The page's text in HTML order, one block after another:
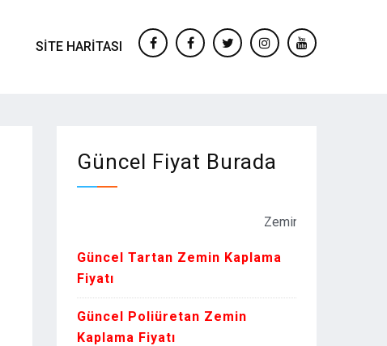
SITE HARITASI
facebookFacebooktwitterinstagramyoutube
Güncel Fiyat Burada
Zemin Kaplama Fiyatları
Güncel Tartan Zemin Kaplama
Fiyatı
Güncel Poliüretan Zemin
Kaplama Fiyatı